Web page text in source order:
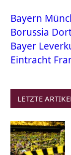
Bayern
Borussia
Bayer
Eintracht
LETZTE